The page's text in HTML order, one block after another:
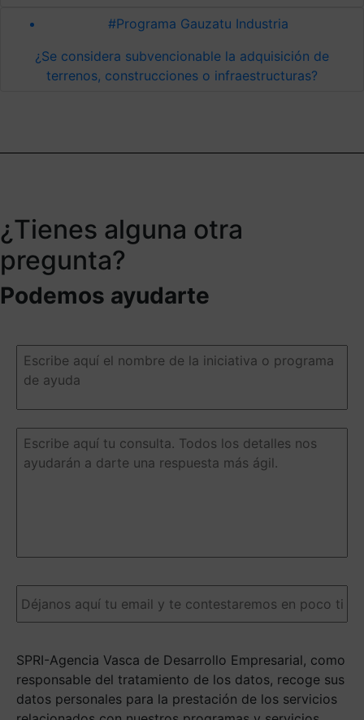
#Programa Gauzatu Industria
¿Se considera subvencionable la adquisición de
terrenos, construcciones o infraestructuras?
¿Tienes alguna otra
pregunta?
Podemos ayudarte
Escribe
aquí
el
la
iniciativa
Escribe
aquí
tu
darte
una
ágil.
(Obligatorio)
Email (Obligatorio)
SPRI-Agencia Vasca de Desarrollo Empresarial, como
responsable del tratamiento de los datos, recoge sus
datos personales para la prestación de los servicios